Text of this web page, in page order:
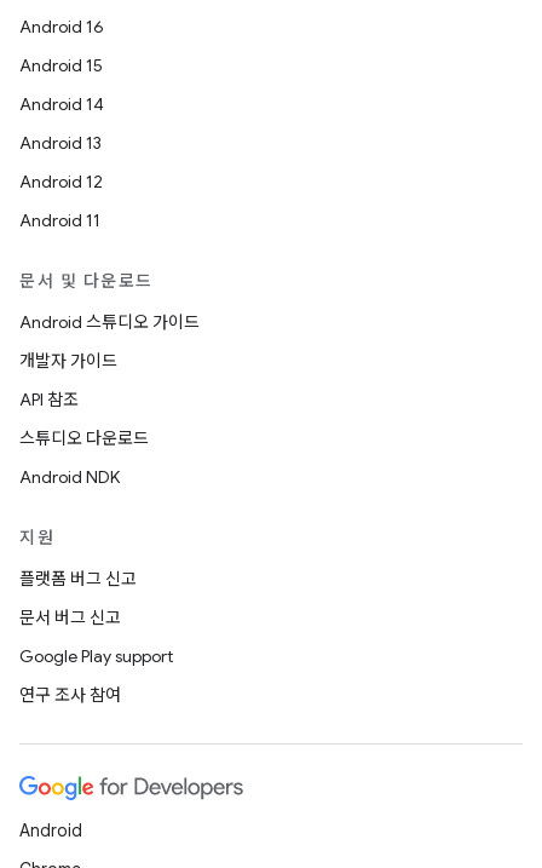
Android 16
Android 15
Android 14
Android 13
Android 12
Android 11
문서 및 다운로드
Android 스튜디오 가이드
개발자 가이드
API 참조
스튜디오 다운로드
Android NDK
지원
플랫폼 버그 신고
문서 버그 신고
Google Play support
연구 조사 참여
Android